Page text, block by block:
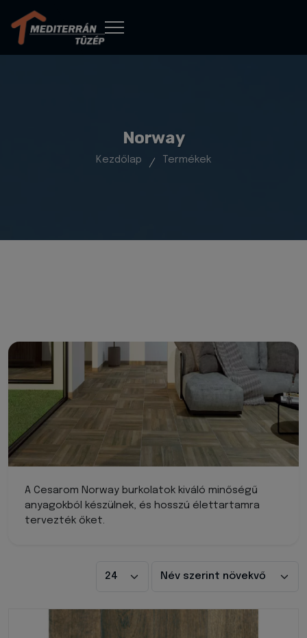
Norway
Kezdőlap Termékek
A Cesarom Norway burkolatok kiváló minőségű
anyagokból készülnek, és hosszú élettartamra
tervezték őket.